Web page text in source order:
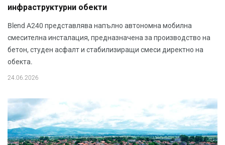
инфраструктурни обекти
Blend A240 представлява напълно автономна мобилна
смесителна инсталация, предназначена за производство на
бетон, студен асфалт и стабилизиращи смеси директно на
обекта.
24.06.2026